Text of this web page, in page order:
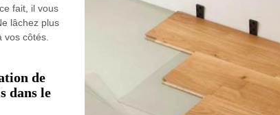
fait, il vous
lâchez plus
côtés.
de
dans le